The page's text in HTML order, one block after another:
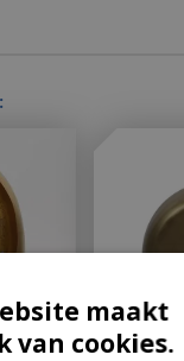
maakt
van cookies.